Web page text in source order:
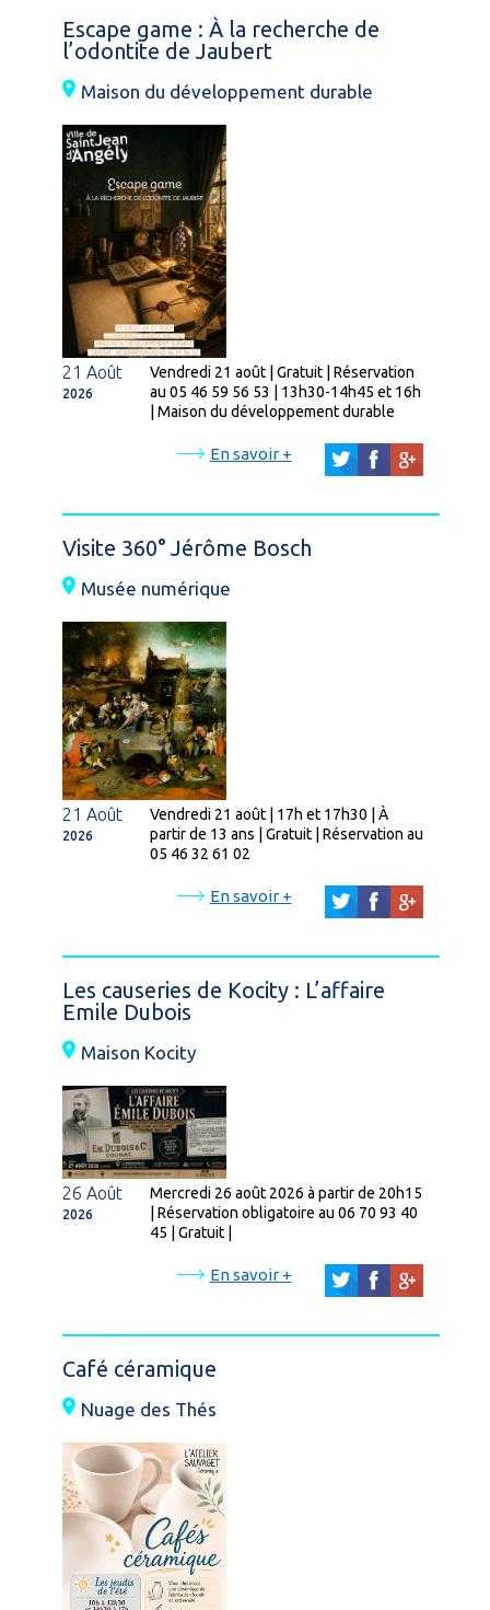
Escape game : À la recherche de
l’odontite de Jaubert
Maison du développement durable
21 Août
2026
Vendredi 21 août | Gratuit | Réservation
au 05 46 59 56 53 | 13h30-14h45 et 16h
| Maison du développement durable
En savoir +
Visite 360° Jérôme Bosch
Musée numérique
21 Août
2026
Vendredi 21 août | 17h et 17h30 | À
partir de 13 ans | Gratuit | Réservation au
05 46 32 61 02
En savoir +
Les causeries de Kocity : L’affaire
Emile Dubois
Maison Kocity
26 Août
2026
Mercredi 26 août 2026 à partir de 20h15
| Réservation obligatoire au 06 70 93 40
45 | Gratuit |
En savoir +
Café céramique
Nuage des Thés